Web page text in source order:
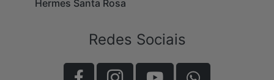
Hermes Santa Rosa
Redes Sociais